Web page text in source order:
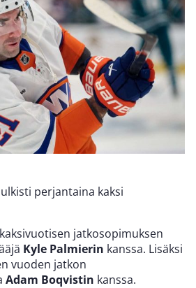
perjantaina kaksi
jatkosopimuksen
Kyle Palmierin kanssa. Lisäksi
vuoden jatkon
Adam Boqvistin kanssa.